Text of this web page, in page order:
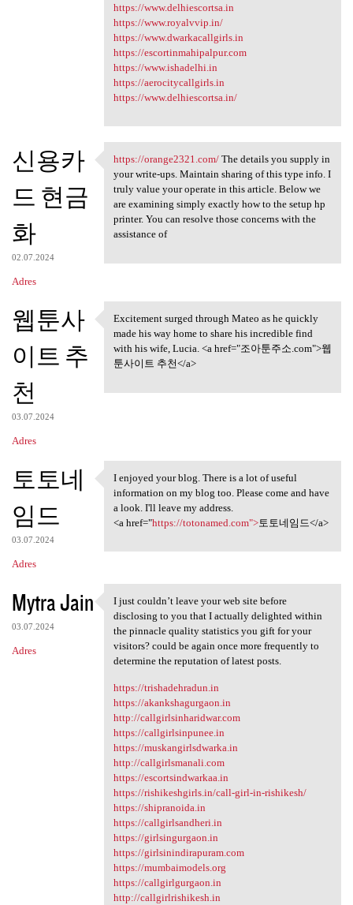
https://www.delhiescortsa.in
https://www.royalvvip.in/
https://www.dwarkacallgirls.in
https://escortinmahipalpur.com
https://www.ishadelhi.in
https://aerocitycallgirls.in
https://www.delhiescortsa.in/
신용카
드 현금
화
02.07.2024
Adres
https://orange2321.com/ The
https://orange2321.com/The details you supply in
your write-ups. Maintain sharing of this type info. I
truly value your operate in this article. Below we
are examining simply exactly how to the setup hp
printer. You can resolve those concerns with the
assistance of
웹툰사
이트 추
천
03.07.2024
Adres
Excitement surged through
Excitement surged through Mateo as he quickly
made his way home to share his incredible find
with his wife, Lucia. <a href="조아툰주소.com">웹
툰사이트 추천</a>
토토네
임드
03.07.2024
Adres
I enjoyed your blog. There is
I enjoyed your blog. There is a lot of useful
information on my blog too. Please come and have
a look. I'll leave my address.
<a href="https://totonamed.com">토토네임드</a>
Mytra Jain
03.07.2024
Adres
I just couldn’t leave your
I just couldn’t leave your web site before
disclosing to you that I actually delighted within
the pinnacle quality statistics you gift for your
visitors? could be again once more frequently to
determine the reputation of latest posts.
https://trishadehradun.in
https://akankshagurgaon.in
http://callgirlsinharidwar.com
https://callgirlsinpunee.in
https://muskangirlsdwarka.in
http://callgirlsmanali.com
https://escortsindwarkaa.in
https://rishikeshgirls.in/call-girl-in-rishikesh/
https://shipranoida.in
https://callgirlsandheri.in
https://girlsingurgaon.in
https://girlsinindirapuram.com
https://mumbaimodels.org
https://callgirlgurgaon.in
http://callgirlrishikesh.in